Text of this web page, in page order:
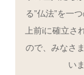
る”仏法”を一
上前iに確立さ
ので、みなさ
い